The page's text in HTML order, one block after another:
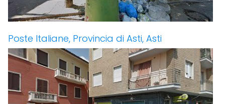
Poste Italiane, Provincia di Asti, Asti